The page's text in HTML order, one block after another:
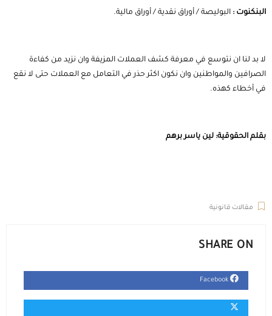
البنكنوت : البوليصة / أوراق نقدية / أوراق مالية.
لا بد لنا ان نتوسع في معرفة كشف العملات المزيفة وان نزيد من كفاءة
الصرافين والمواطنين وان نكون اكثر حذر في التعامل مع العملات حتى لا نقع
في أخطاء كهذه.
بقلم الحقوقية: لين ياسر برهم
مقالات قانونية
SHARE ON